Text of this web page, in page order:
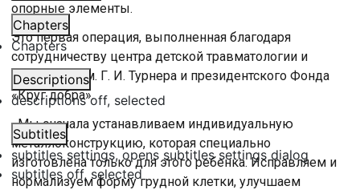
Chapters
Chapters
Descriptions
descriptions off, selected
Subtitles
subtitles settings, opens subtitles settings dialog
subtitles off, selected
опорные элементы.
Это первая операция, выполненная благодаря
сотрудничеству центра детской травматологии и
ортопедии им. Г. И. Турнера и президентского Фонда
«Круг добра».
«Мы сначала устанавливаем индивидуальную
металлоконструкцию, которая специально
изготовлена только для этого ребенка. Исправляем и
нормализуем форму грудной клетки, улучшаем